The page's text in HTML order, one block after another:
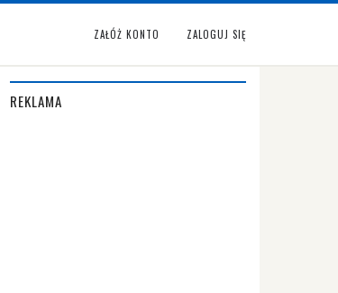
ZAŁÓŻ KONTO ZALOGUJ SIĘ
REKLAMA